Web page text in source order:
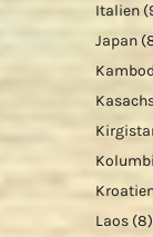
Italien
Japan
Laos (8)